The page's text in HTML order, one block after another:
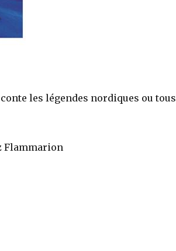
les légendes nordiques ou tous
Flammarion